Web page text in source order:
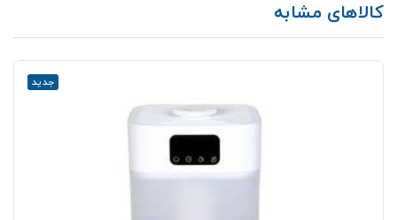
کالاهای مشابه
جدید